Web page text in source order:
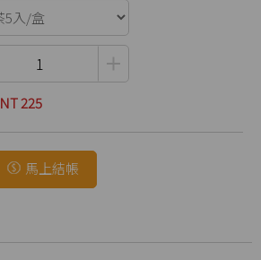
NT 225
馬上結帳